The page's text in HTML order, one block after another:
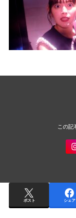
ポスト シェア